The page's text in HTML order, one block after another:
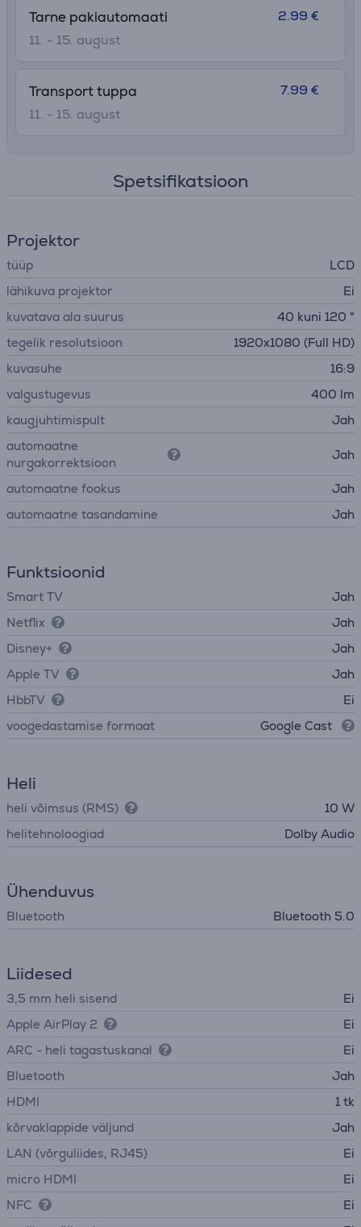
Tarne pakiautomaati
11. - 15. august
2.99 €
Transport tuppa
11. - 15. august
7.99 €
Spetsifikatsioon
Projektor
tüüp
LCD
lähikuva projektor
Ei
kuvatava ala suurus
40 kuni 120 "
tegelik resolutsioon
1920x1080 (Full HD)
kuvasuhe
16:9
valgustugevus
400 lm
kaugjuhtimispult
Jah
automaatne
nurgakorrektsioon
Jah
automaatne fookus
Jah
automaatne tasandamine
Jah
Funktsioonid
Smart TV
Jah
Netflix
Jah
Disney+
Jah
Apple TV
Jah
HbbTV
Ei
voogedastamise formaat
Google Cast
Heli
heli võimsus (RMS)
10 W
helitehnoloogiad
Dolby Audio
Ühenduvus
Bluetooth Bluetooth 5.0
Liidesed
3,5 mm heli sisend
Ei
Apple AirPlay 2
Ei
ARC - heli tagastuskanal
Ei
Bluetooth
Jah
HDMI
1 tk
kõrvaklappide väljund
Jah
LAN (võrguliides, RJ45)
Ei
micro HDMI
Ei
NFC
Ei